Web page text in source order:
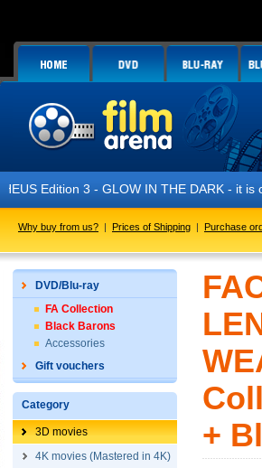
- GLOW IN THE DARK - it is on sale now!
Why buy from us? | Prices of Shipping | Purchase
DVD/Blu-ray
FA Collection
Black Barons
Accessories
Gift vouchers
Category
3D movies
4K movies (Mastered in 4K)
+